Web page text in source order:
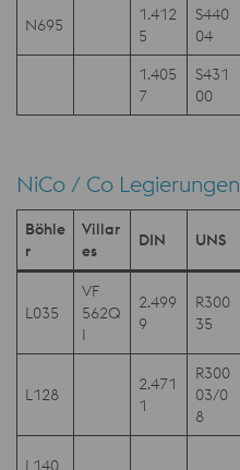
N695
1.412
5
S440
04
1.405
7
S431
00
NiCo / Co Legierungen
Böhle
r
Villar
es
DIN UNS
L035
VF
562Q
I
2.499
9
R300
35
L128
2.471
1
R300
03/0
8
L140